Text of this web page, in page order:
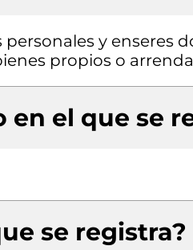
y enseres
propios o
en el que se
se registra?